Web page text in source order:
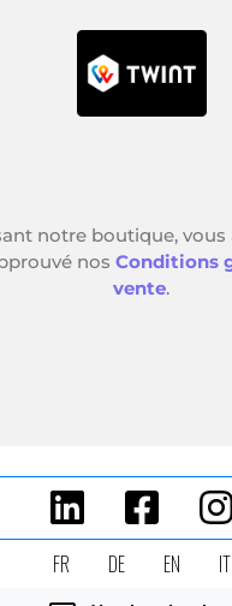
FR DE EN IT